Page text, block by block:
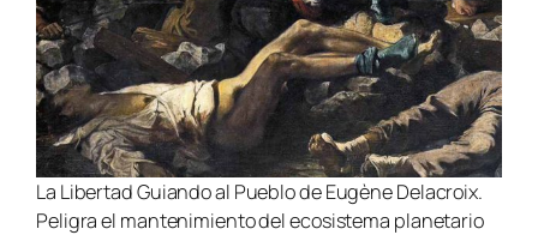
La Libertad Guiando al Pueblo de Eugène Delacroix.
Peligra el mantenimiento del ecosistema planetario